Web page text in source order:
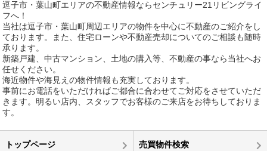
逗子市・葉山町エリアの不動産情報ならセンチュリー21リビングライ
フへ！
当社は逗子市・葉山町周辺エリアの物件を中心に不動産のご紹介をし
ております。また、住宅ローンや不動産売却についてのご相談も随時
承ります。
新築戸建、中古マンション、土地の購入等、不動産の事なら当社へお
任せください。
海近物件や海見えの物件情報も充実しております。
事前にお電話をいただければご都合に合わせてご対応をさせていただ
きます。明るい店内、スタッフでお客様のご来店をお待ちしておりま
す。
トップページ 売買物件検索